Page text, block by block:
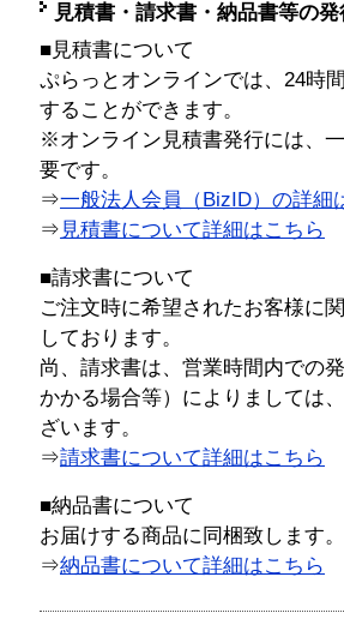
見積書・請求書・納品書等の
■見積書について
ぷらっとオンラインでは、24時
することができます。
※オンライン見積書発行には、
要です。
⇒一般法人会員（BizID）の詳細
⇒ 見積書について詳細はこちら
■請求書について
ご注文時に希望されたお客様に
しております。
尚、請求書は、営業時間内での
かかる場合等）によりましては
ざいます。
⇒請求書について詳細はこちら
■納品書について
お届けする商品に同梱致します。
⇒納品書について詳細はこちら